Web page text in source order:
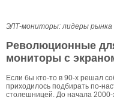
ЭЛТ-мониторы: лидеры
Революционные
мониторы с
Если бы кто-то в 90-х решал
приходилось подбирать по-
столешницей. До начала